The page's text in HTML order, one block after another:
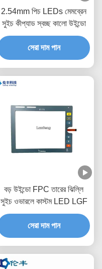
2.54mm পিচ LEDs মেমব্রেন
সুইচ কীপ্যাড স্বচ্ছ কালো উইন্ডো
সেরা দাম পান
বড় উইন্ডো FPC তারের ঝিল্লি
সুইচ ওভারলে কাস্টম LED LGF
সেরা দাম পান